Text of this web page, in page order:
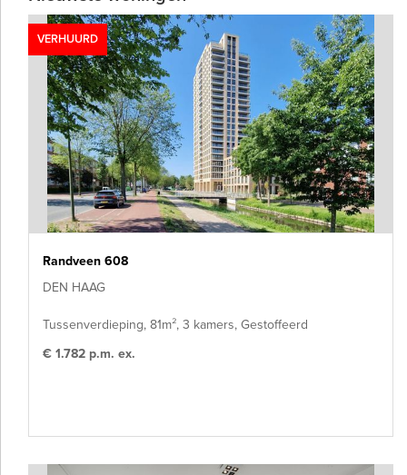
VERHUURD
Randveen 608
DEN HAAG
Tussenverdieping, 81m², 3 kamers, Gestoffeerd
€ 1.782 p.m. ex.